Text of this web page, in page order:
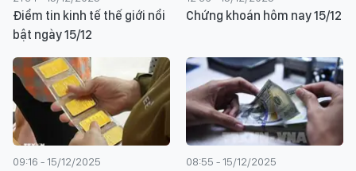
Điểm tin kinh tế thế giới nổi
bật ngày 15/12
Chứng khoán hôm nay 15/12
09:16 - 15/12/2025 08:55 - 15/12/2025